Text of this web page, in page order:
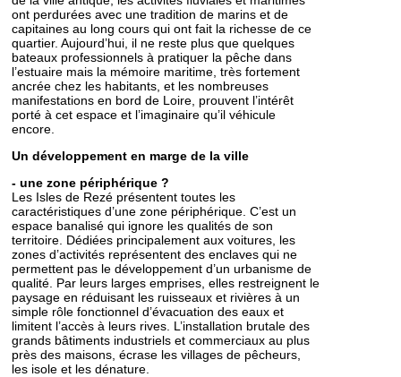
ont perdurées avec une tradition de marins et de
capitaines au long cours qui ont fait la richesse de ce
quartier. Aujourd’hui, il ne reste plus que quelques
bateaux professionnels à pratiquer la pêche dans
l’estuaire mais la mémoire maritime, très fortement
ancrée chez les habitants, et les nombreuses
manifestations en bord de Loire, prouvent l’intérêt
porté à cet espace et l’imaginaire qu’il véhicule
encore.
Un développement en marge de la ville
- une zone périphérique ?
Les Isles de Rezé présentent toutes les
caractéristiques d’une zone périphérique. C’est un
espace banalisé qui ignore les qualités de son
territoire. Dédiées principalement aux voitures, les
zones d’activités représentent des enclaves qui ne
permettent pas le développement d’un urbanisme de
qualité. Par leurs larges emprises, elles restreignent le
paysage en réduisant les ruisseaux et rivières à un
simple rôle fonctionnel d’évacuation des eaux et
limitent l’accès à leurs rives. L’installation brutale des
grands bâtiments industriels et commerciaux au plus
près des maisons, écrase les villages de pêcheurs,
les isole et les dénature.